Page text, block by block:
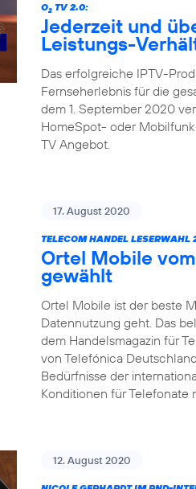
O2 TV 2.0:
Jederzeit und
Leistungs-
Das erfolgreiche IPTV-
Fernseherlebnis für die
dem 1. September 2020
HomeSpot- oder
TV Angebot.
17. August 2020
TELECOM HANDEL LESERWAHL
Ortel Mobile
gewählt
Ortel Mobile ist der beste
Datennutzung geht. Das
dem Handelsmagazin für
von Telefónica
Bedürfnisse der
Konditionen für Telefonate
12. August 2020